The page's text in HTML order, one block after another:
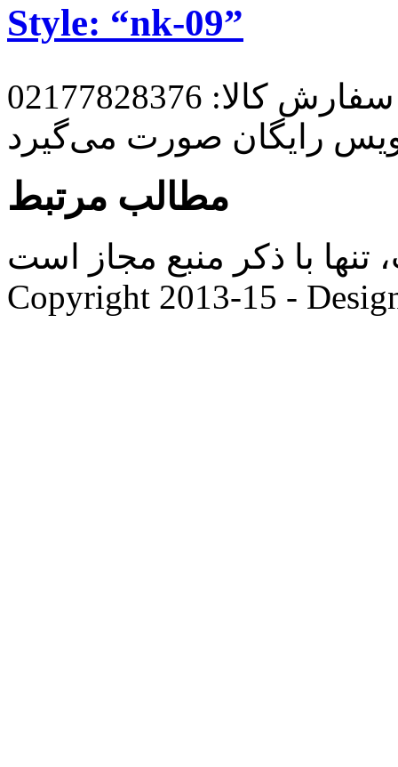
Style: “nk-09”
کالا: 02177828376
رایگان صورت می‌گیرد
مطالب مرتبط
با ذکر منبع مجاز است. |
Copyright 2013-15 -